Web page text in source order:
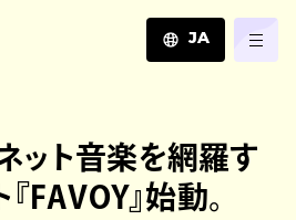
JA
ZH
ット音楽を網羅す
FAVOY』始動。